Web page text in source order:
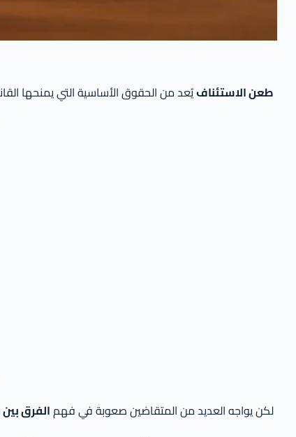
طعن الاستئنافيُعد من الحقوق الأساسية التي يمنحها
لكن يواجه العديد من المتقاضين صعوبة في فهمالفرق